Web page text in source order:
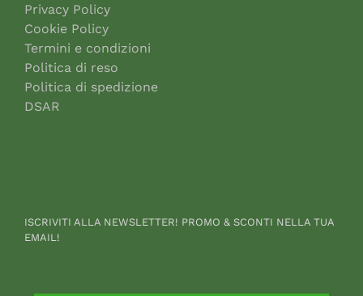
Privacy Policy
Cookie Policy
Termini e condizioni
Politica di reso
Politica di spedizione
DSAR
ISCRIVITI ALLA NEWSLETTER! PROMO & SCONTI NELLA TUA
EMAIL!